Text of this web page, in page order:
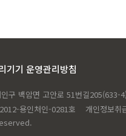
기기 운영관리방침
구 백암면 고안로 51번길205(633-4)
용인처인-0281호
개인정보취